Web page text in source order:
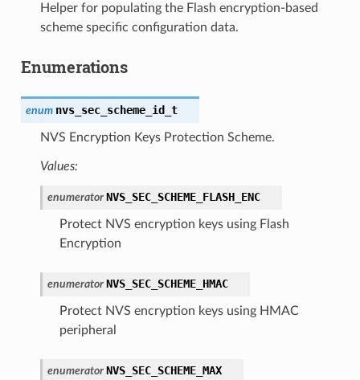
Helper for populating the Flash encryption-based
scheme specific configuration data.
Enumerations
enum nvs_sec_scheme_id_t
NVS Encryption Keys Protection Scheme.
Values:
enumerator NVS_SEC_SCHEME_FLASH_ENC
Protect NVS encryption keys using Flash
Encryption
enumerator NVS_SEC_SCHEME_HMAC
Protect NVS encryption keys using HMAC
peripheral
enumerator NVS_SEC_SCHEME_MAX